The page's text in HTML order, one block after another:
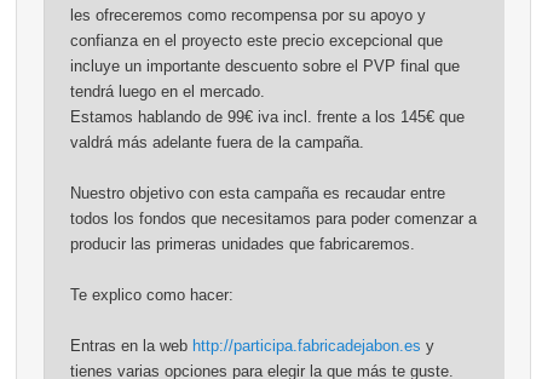
les ofreceremos como recompensa por su apoyo y
confianza en el proyecto este precio excepcional que
incluye un importante descuento sobre el PVP final que
tendrá luego en el mercado.
Estamos hablando de 99€ iva incl. frente a los 145€ que
valdrá más adelante fuera de la campaña.
Nuestro objetivo con esta campaña es recaudar entre
todos los fondos que necesitamos para poder comenzar a
producir las primeras unidades que fabricaremos.
Te explico como hacer:
Entras en la web http://participa.fabricadejabon.es y
tienes varias opciones para elegir la que más te guste.